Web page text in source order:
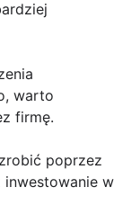
warto
firmę.
poprzez
inwestowanie w